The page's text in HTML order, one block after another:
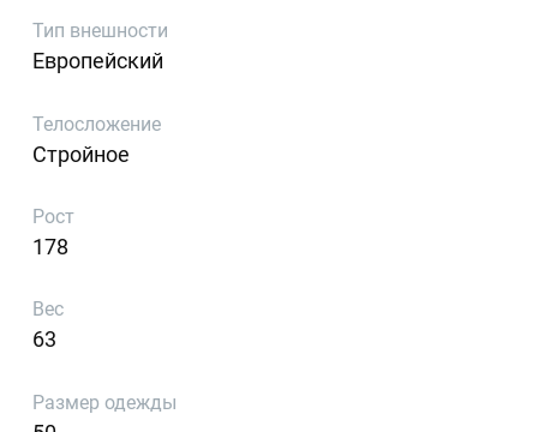
Тип внешности
Европейский
Телосложение
Стройное
Рост
178
Вес
63
Размер одежды